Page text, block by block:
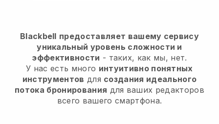
Blackbell предоставляет вашему сервису
уникальный уровень сложности и
эффективности - таких, как мы, нет.
У нас есть много интуитивно понятных
инструментов для создания идеального
потока бронирования для ваших редакторов
всего вашего смартфона.